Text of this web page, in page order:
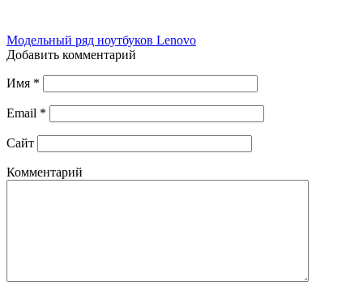
Модельный ряд ноутбуков Lenovo
Добавить комментарий
Имя *
Email *
Сайт
Комментарий